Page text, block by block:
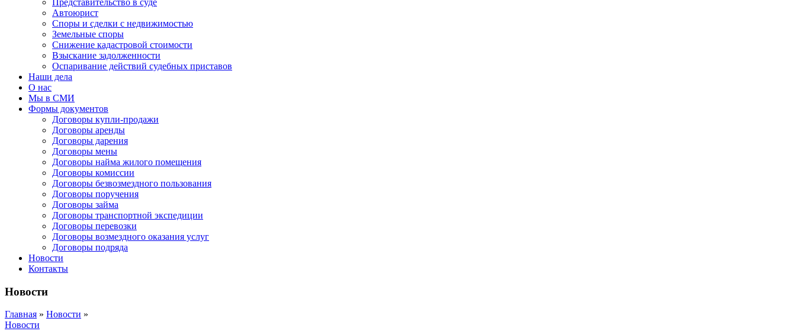
Автоюрист
Споры и сделки с недвижимостью
Земельные споры
Снижение кадастровой стоимости
Взыскание задолженности
Оспаривание действий судебных приставов
Наши дела
О нас
Мы в СМИ
Формы документов
Договоры купли-продажи
Договоры аренды
Договоры дарения
Договоры мены
Договоры найма жилого помещения
Договоры комиссии
Договоры безвозмездного пользования
Договоры поручения
Договоры займа
Договоры транспортной экспедиции
Договоры перевозки
Договоры возмездного оказания услуг
Договоры подряда
Новости
Контакты
Новости
Главная » Новости »
Новости